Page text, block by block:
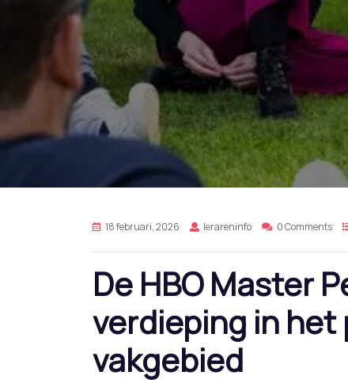
18 februari, 2026 lerareninfo 0 Comments
De HBO Master
verdieping in
vakgebied